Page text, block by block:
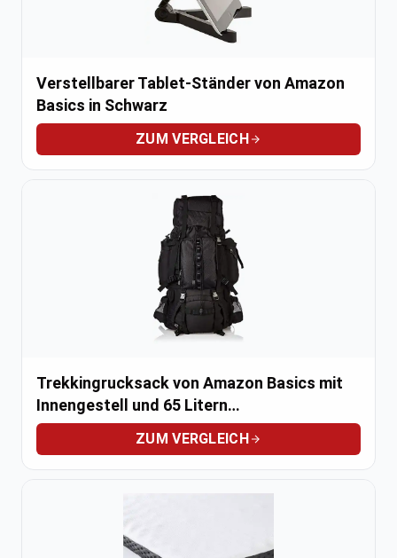
Verstellbarer Tablet-Ständer von Amazon
Basics in Schwarz
ZUM VERGLEICH
Trekkingrucksack von Amazon Basics mit
Innengestell und 65 Litern
Fassungsvermögen
ZUM VERGLEICH